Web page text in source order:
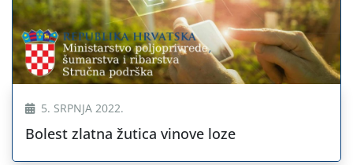
5. SRPNJA 2022.
Bolest zlatna žutica vinove loze